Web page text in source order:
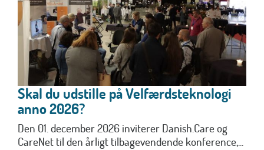
Skal du udstille på Velfærdsteknologi
anno 2026?
Den 01. december 2026 inviterer Danish.Care og
CareNet til den årligt tilbagevendende konference,...